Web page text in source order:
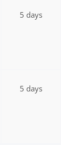
5 days
5 days